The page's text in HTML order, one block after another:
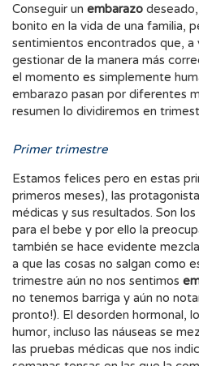
Conseguir un embarazo
bonito en la vida de una familia,
sentimientos encontrados que, a
gestionar de la manera más
el momento es simplemente humano… Las
embarazo pasan por diferentes
resumen lo dividiremos en
Primer trimestre
Estamos felices pero en estas
primeros meses), las
médicas y sus resultados. Son
para el bebe y por ello la
también se hace evidente
a que las cosas no salgan como esperan. En
trimestre aún no nos sentimos
no tenemos barriga y aún no
pronto!). El desorden hormonal,
humor, incluso las náuseas se
las pruebas médicas que nos